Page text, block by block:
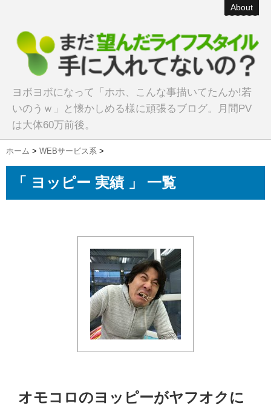
About
ヨボヨボになって「ホホ、こんな事描いてたんか!若
いのうｗ」と懐かしめる様に頑張るブログ。月間PV
は大体60万前後。
ホーム > WEBサービス系 >
「 ヨッピー 実績 」 一覧
オモコロのヨッピーがヤフオクに